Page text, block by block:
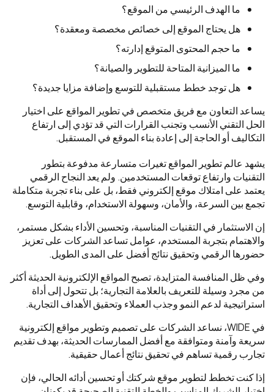
ما الهدف الرئيسي من الموقع؟
هل يحتاج الموقع إلى خصائص مخصصة ومعقدة؟
ما حجم المحتوى المتوقع إدارته؟
ما الميزانية المتاحة للتطوير والصيانة؟
هل توجد خطط مستقبلية للتوسع وإضافة مزايا جديدة؟
يساعد التعاون مع فريق متخصص في تطوير المواقع على اختيار
الحل التقني الأنسب وتجنب القرارات التي قد تؤدي إلى ارتفاع
التكاليف أو الحاجة إلى إعادة بناء الموقع في المستقبل.
يشهد عالم تطوير المواقع تغيرات متسارعة مدفوعة بتطور
التقنيات وارتفاع توقعات المستخدمين. ولم يعد النجاح الرقمي
يعتمد على امتلاك موقع إلكتروني فقط، بل على بناء تجربة متكاملة
تجمع بين السرعة، والأمان، وسهولة الاستخدام، وقابلية التوسع.
إن الاستثمار في التقنيات المناسبة، وتحسين الأداء بشكل مستمر،
والاهتمام بتجربة المستخدم، عوامل تساعد الشركات على تعزيز
حضورها الرقمي وتحقيق نتائج أفضل على المدى الطويل.
وفي ظل المنافسة المتزايدة، تصبح المواقع الإلكترونية الحديثة أكثر
من مجرد وسيلة للتعريف بالعلامة التجارية؛ بل تتحول إلى أداة
استراتيجية لدعم النمو وجذب العملاء وتحقيق الأهداف التجارية.
في WIDE، نساعد الشركات على تصميم وتطوير مواقع إلكترونية
سريعة وآمنة ومتوافقة مع أفضل الممارسات الحديثة، بهدف تقديم
تجارب رقمية تساهم في تحقيق نتائج أعمال حقيقية.
إذا كنت تخطط لتطوير موقع شركتك أو تحسين أدائه الحالي، فإن